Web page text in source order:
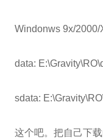
Windonws 9x/2000/
data:
sdata:
这个吧。把自己下